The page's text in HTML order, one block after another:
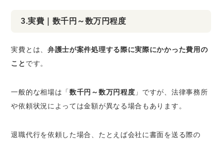
3.実費｜数千円～数万円程度
実費とは、 弁護士が案件処理する際に実際にかかった費用の
こと です。
一般的な相場は「数千円～数万円程度 」ですが、法律事務所
や依頼状況によっては金額が異なる場合もあります。
退職代行を依頼した場合、たとえば会社に書面を送る際の